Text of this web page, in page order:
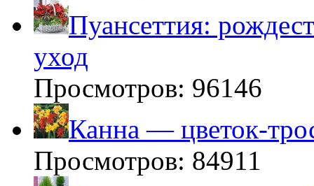
Пуансеттия:
уход
Просмотров: 96146
Канна — цветок-
Просмотров: 84911